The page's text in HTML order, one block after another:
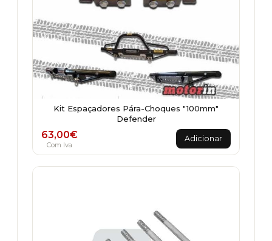
Kit Espaçadores Pára-Choques "100mm"
Defender
63,00€
Com Iva
Adicionar